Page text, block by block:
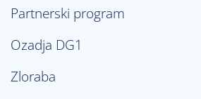
Partnerski program
Ozadja DG1
Zloraba